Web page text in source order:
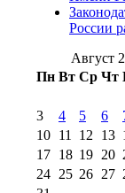
2017 г(9)
2016 г
августа
августа
России
Август
Пн Вт Ср Чт
3
4 5 6
10 11 12 13
17 18 19 20
24 25 26 27